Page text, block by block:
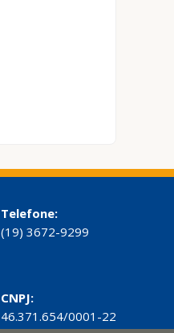
Telefone:
(19) 3672-9299
CNPJ:
46.371.654/0001-22